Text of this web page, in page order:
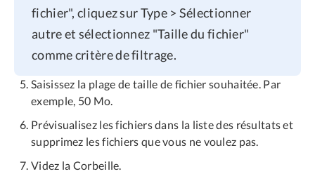
fichier", cliquez sur Type > Sélectionner
autre et sélectionnez "Taille du fichier"
comme critère de filtrage.
Saisissez la plage de taille de fichier souhaitée. Par
exemple, 50 Mo.
Prévisualisez les fichiers dans la liste des résultats et
supprimez les fichiers que vous ne voulez pas.
Videz la Corbeille.